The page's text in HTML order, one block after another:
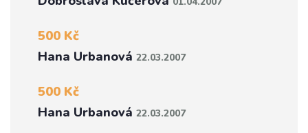
500 Kč
Hana Urbanová 22.03.2007
500 Kč
Hana Urbanová 22.03.2007